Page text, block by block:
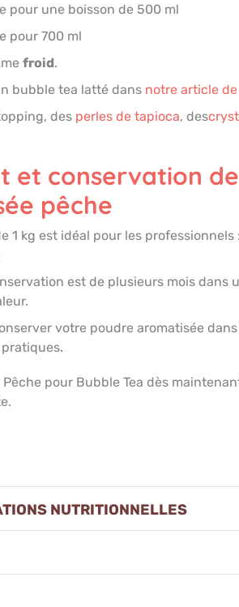
pour une boisson de 500 ml
pour 700 ml
froid.
bubble tea latté dans notre article
des perles de tapioca, des
et conservation
pêche
1 kg est idéal pour les professionnels
est de plusieurs mois dans
votre poudre aromatisée
pour Bubble Tea dès
NUTRITIONNELLES